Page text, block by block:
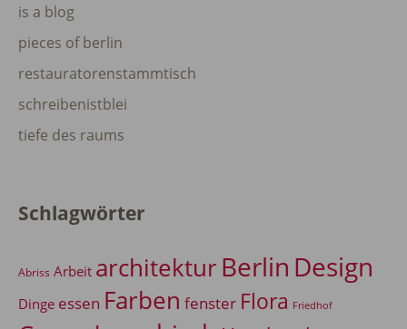
is a blog
pieces of berlin
restauratorenstammtisch
schreibenistblei
tiefe des raums
Schlagwörter
Abriss Arbeit architekturBerlin Design
Dinge essen Farben fenster Flora Friedhof